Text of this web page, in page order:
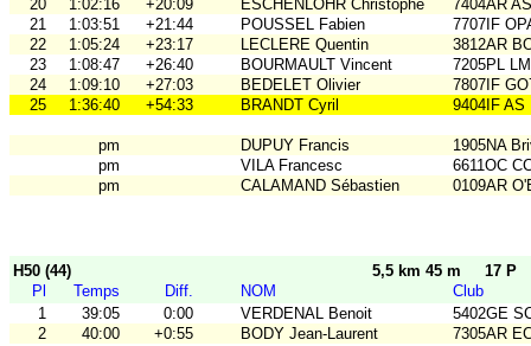
20
1:02:16 +20:09 ESCHENLOHR Christophe
7404AR
21
1:03:51 +21:44 POUSSEL Fabien
7707IF
22
1:05:24 +23:17 LECLERE Quentin
3812AR
23
1:08:47 +26:40 BOURMAULT Vincent
7205PL
24
1:09:10 +27:03 BEDELET Olivier
7807IF
25
1:36:40 +54:33 BRANDT Cyril 9404IF AS
pm DUPUY Francis
1905NA
pm
VILA Francesc
6611OC
pm
CALAMAND Sébastien 0109AR
H50 (44) 5,5 km 45 m
17 P
Pl
Temps Diff. NOM
Club
1
39:05 0:00 VERDENAL Benoit
5402GE
2
40:00 +0:55 BODY Jean-Laurent
7305AR